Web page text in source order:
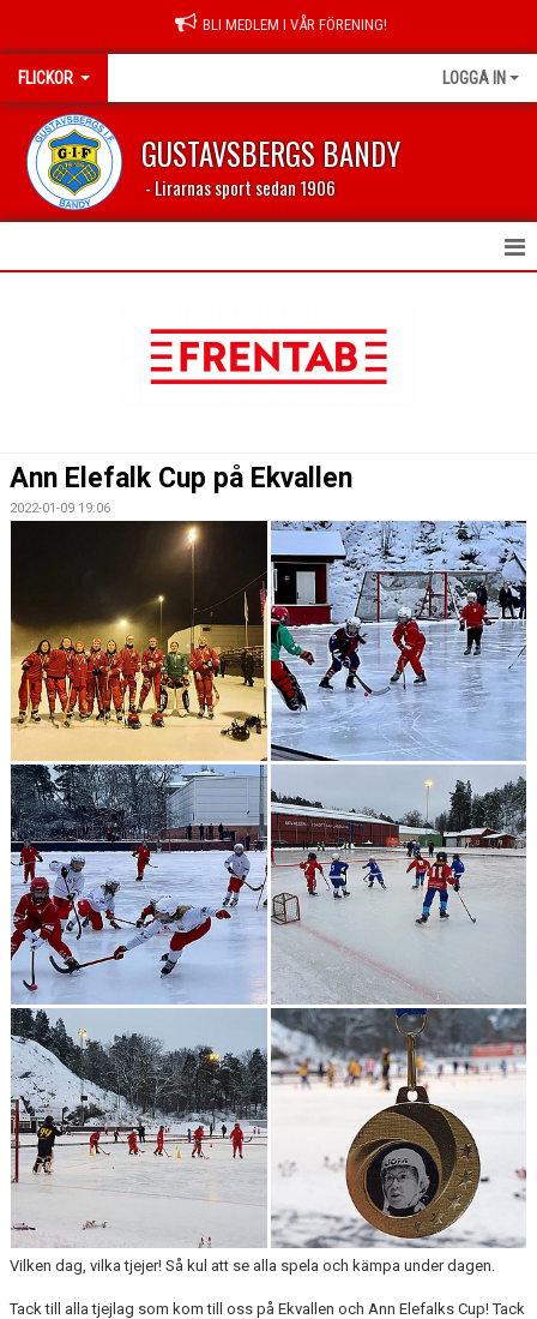
BLI MEDLEM I VÅR FÖRENING!
FLICKOR LOGGA IN
GUSTAVSBERGS BANDY
- Lirarnas sport sedan 1906
BILDGALLERI
Ann Elefalk Cup på Ekvallen
2022-01-09 19:06
Vilken dag, vilka tjejer! Så kul att se alla spela och kämpa under dagen.
Tack till alla tjejlag som kom till oss på Ekvallen och Ann Elefalks Cup! Tack